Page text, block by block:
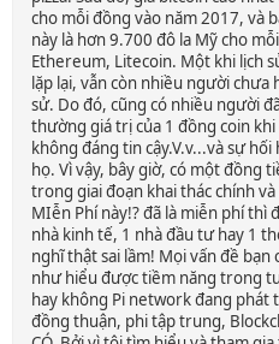
cho mỗi đồng vào năm 2017, và
này là hơn 9.700 đô la Mỹ cho
Ethereum, Litecoin. Một khi lịch
lặp lại, vẫn còn nhiều người chưa
sử. Do đó, cũng có nhiều người
thường giá trị của 1 đồng coin
không đáng tin cậy.V.v...và sự
họ. Vì vậy, bây giờ, có một đồng
trong giai đoạn khai thác chính
MIễn Phí này!? đã là miễn phí thì
nhà kinh tế, 1 nhà đầu tư hay 1
nghĩ thật sai lầm! Mọi vấn đề bạn
như hiểu được tiềm năng trong
hay không Pi network đang phát
đồng thuận, phi tập trung,